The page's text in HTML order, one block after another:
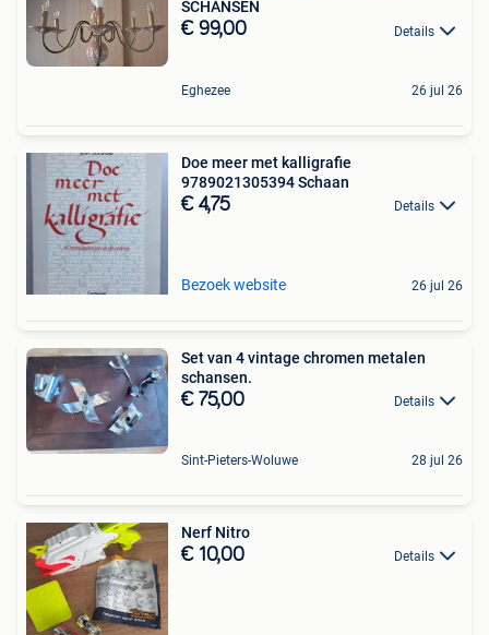
SCHANSEN
€ 99,00 Details
Eghezee 26 jul 26
Doe meer met kalligrafie
9789021305394 Schaan
€ 4,75 Details
Bezoek website 26 jul 26
Set van 4 vintage chromen metalen
schansen.
€ 75,00 Details
Sint-Pieters-Woluwe 28 jul 26
Nerf Nitro
€ 10,00 Details